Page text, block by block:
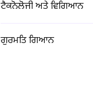
ਟੈਕਨੋਲੋਜੀ ਅਤੇ ਵਿਗਿਆਨ
ਗੁਰਮਤਿ ਗਿਆਨ